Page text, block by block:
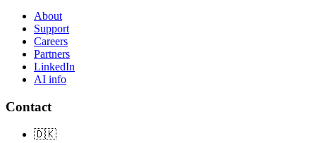
About
Support
Careers
Partners
LinkedIn
AI info
Contact
🇩🇰